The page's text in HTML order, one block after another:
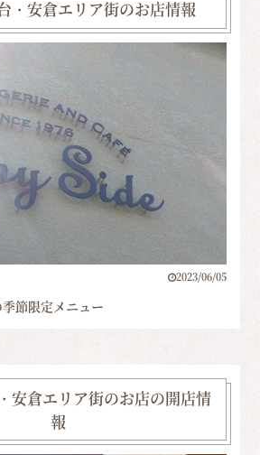
・安倉エリア街のお店情報
2023/06/05
節限定メニュー
安倉エリア街のお店の開店情
報